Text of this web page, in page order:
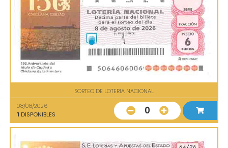
SORTEO DE LOTERIA NACIONAL
08/08/2026
1 DISPONIBLES 0